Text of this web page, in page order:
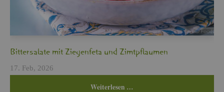
Bit­ter­sa­la­te mit Zie­gen­fe­ta und Zimt­pflau­men
17. Feb, 2026
Wei­ter­le­sen …